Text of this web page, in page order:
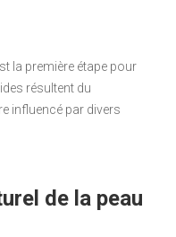
la première étape pour
résultent du
influencé par divers
de la peau